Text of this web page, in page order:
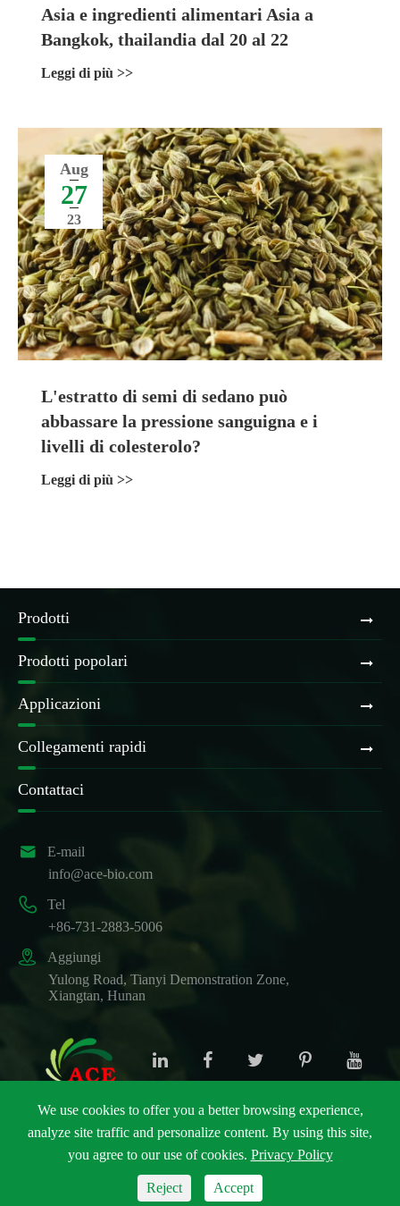
Asia e ingredienti alimentari Asia a
Bangkok, thailandia dal 20 al 22
settembre 2023
Leggi di più >>
Aug
27
23
L'estratto di semi di sedano può
abbassare la pressione sanguigna e i
livelli di colesterolo?
Leggi di più >>
Prodotti
Prodotti popolari
Applicazioni
Collegamenti rapidi
Contattaci

E-mail
info@ace-bio.com

Tel
+86-731-2883-5006

Aggiungi
Yulong Road, Tianyi Demonstration Zone,
Xiangtan, Hunan
Copyright ©ACE Biotechnology Co., Ltd.Tutti i diritti
riservati.
Politica sulla Privacy
We use cookies to offer you a better browsing experience,
analyze site traffic and personalize content. By using this site,
you agree to our use of cookies. Privacy Policy
Reject Accept